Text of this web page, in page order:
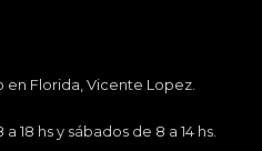
Florida, Vicente Lopez.
18 hs y sábados de 8 a 14 hs.